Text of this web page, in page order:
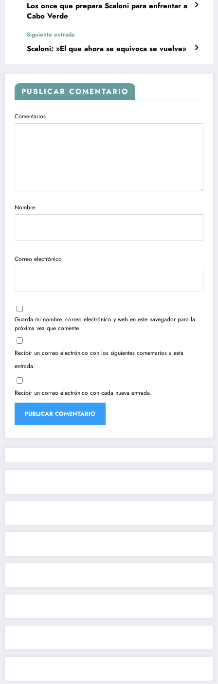
Los once que prepara Scaloni para enfrentar a
Cabo Verde
Siguiente entrada
Scaloni: »El que ahora se equivoca se vuelve»
PUBLICAR COMENTARIO
Comentarios
Nombre
Correo electrónico
Guarda mi nombre, correo electrónico y web en este navegador para la
próxima vez que comente.
Recibir un correo electrónico con los siguientes comentarios a esta
entrada.
Recibir un correo electrónico con cada nueva entrada.